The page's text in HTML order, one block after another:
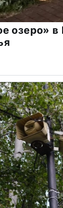
озеро» в